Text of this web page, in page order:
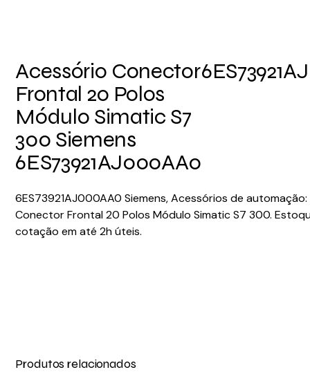
Acessório Conector
Frontal 20 Polos
Módulo Simatic S7
300 Siemens
6ES73921AJ000AA0
6ES73921AJ000AA0 Siemens, Acessórios de
Conector Frontal 20 Polos Módulo Simatic S7 300.
cotação em até 2h úteis.
Produtos relacionados